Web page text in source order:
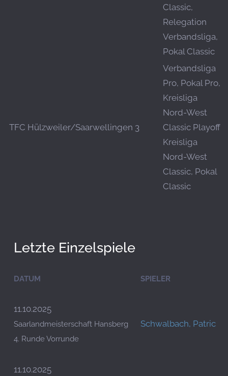
Classic,
Relegation
Verbandsliga,
Pokal Classic
TFC Hülzweiler/Saarwellingen 3
Verbandsliga
Pro, Pokal Pro,
Kreisliga
Nord-West
Classic Playoff,
Kreisliga
Nord-West
Classic, Pokal
Classic
Letzte Einzelspiele
DATUM SPIELER
11.10.2025
Saarlandmeisterschaft Hansberg
4. Runde Vorrunde
Schwalbach, Patric
11.10.2025